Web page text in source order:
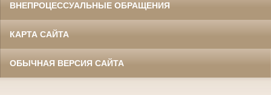
ВНЕПРОЦЕССУАЛЬНЫЕ ОБРАЩЕНИЯ
КАРТА САЙТА
ОБЫЧНАЯ ВЕРСИЯ САЙТА